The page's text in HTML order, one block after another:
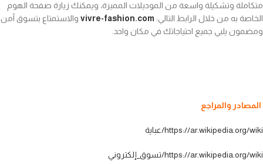
متكاملة وتشكيلة واسعة من الموديلات المميزة، ويمكنك زيارة صفحة الهوم
الخاصة به من خلال الرابط التالي: vivre-fashion.com والاستمتاع بتسوق آمن
ومضمون يلبي جميع احتياجاتك في مكان واحد.
المصادر والمراجع
https://ar.wikipedia.org/wiki/عباية
https://ar.wikipedia.org/wiki/تسوق_إلكتروني